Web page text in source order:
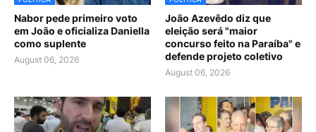
Nabor pede primeiro voto
em João e oficializa Daniella
como suplente
August 06, 2026
João Azevêdo diz que
eleição será "maior
concurso feito na Paraíba" e
defende projeto coletivo
August 06, 2026